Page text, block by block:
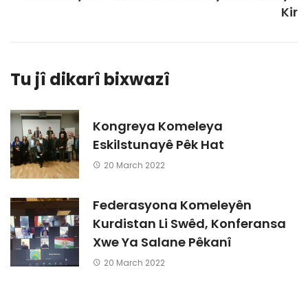
Kir
Tu jî dikarî bixwazî
Kongreya Komeleya
Eskilstunayê Pêk Hat
20 March 2022
Federasyona Komeleyên
Kurdistan Li Swêd, Konferansa
Xwe Ya Salane Pêkanî
20 March 2022